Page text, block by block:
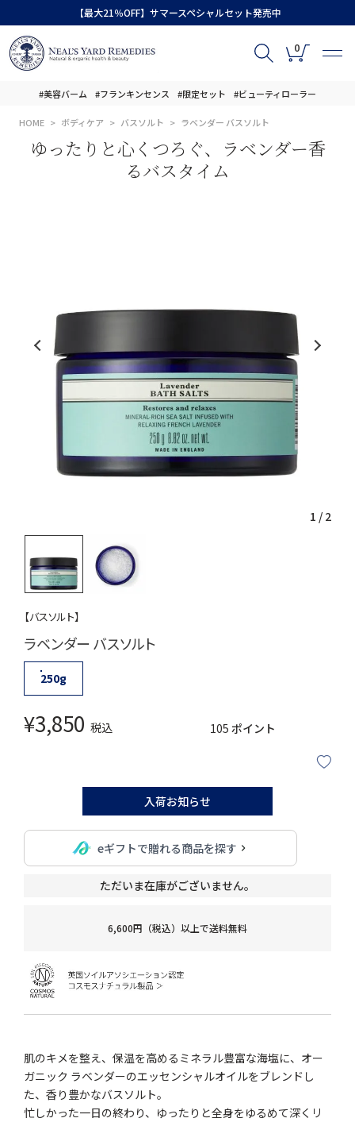
【最大21％OFF】サマースペシャルセット発売中
0
#美容バーム #フランキンセンス #限定セット #ビューティローラー
HOME ボディケア バスソルト ラベンダー バスソルト
ゆったりと心くつろぐ、ラベンダー香
るバスタイム
1 / 2
【バスソルト】
ラベンダー バスソルト
250g
¥3,850 税込 105 ポイント
入荷お知らせ
eギフトで贈れる商品を探す
ただいま在庫がございません。
6,600円（税込）以上で送料無料
肌のキメを整え、保温を高めるミネラル豊富な海塩に、オー
ガニック ラベンダーのエッセンシャルオイルをブレンドし
た、香り豊かなバスソルト。
忙しかった一日の終わり、ゆったりと全身をゆるめて深くリ